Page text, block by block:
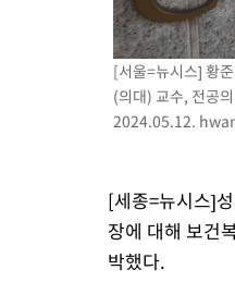
[서울=뉴시스] 황
(의대) 교수, 전공
2024.05.12.
[세종=뉴시스]
장에 대해 보건
박했다.